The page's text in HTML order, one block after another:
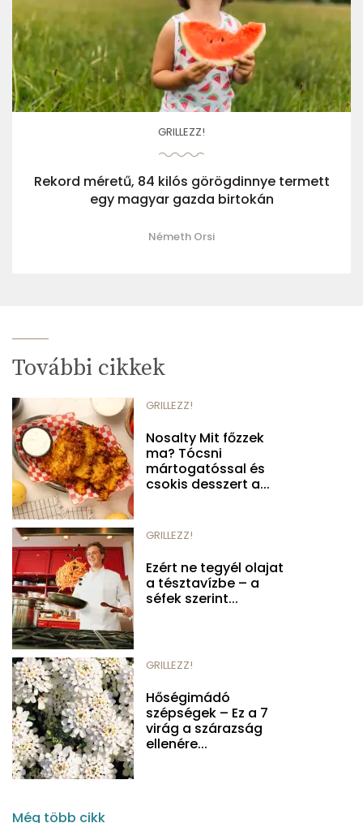
GRILLEZZ!
Rekord méretű, 84 kilós görögdinnye termett
egy magyar gazda birtokán
Németh Orsi
További cikkek
GRILLEZZ!
Nosalty Mit főzzek
ma? Tócsni
mártogatóssal és
csokis desszert a...
GRILLEZZ!
Ezért ne tegyél olajat
a tésztavízbe – a
séfek szerint...
GRILLEZZ!
Hőségimádó
szépségek – Ez a 7
virág a szárazság
ellenére...
Még több cikk